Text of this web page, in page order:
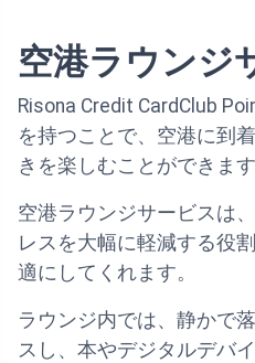
空港ラウンジ
Risona Credit CardClub
を持つことで、空港に到
きを楽しむことができます
空港ラウンジサービスは
レスを大幅に軽減する役
適にしてくれます。
ラウンジ内では、静かで
スし、本やデジタルデバ